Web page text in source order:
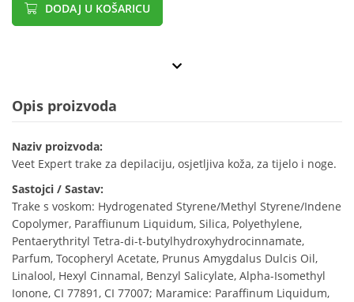
DODAJ U KOŠARICU
Opis proizvoda
Naziv proizvoda:
Veet Expert trake za depilaciju, osjetljiva koža, za tijelo i noge.
Sastojci / Sastav:
Trake s voskom: Hydrogenated Styrene/Methyl Styrene/Indene
Copolymer, Paraffiunum Liquidum, Silica, Polyethylene,
Pentaerythrityl Tetra-di-t-butylhydroxyhydrocinnamate,
Parfum, Tocopheryl Acetate, Prunus Amygdalus Dulcis Oil,
Linalool, Hexyl Cinnamal, Benzyl Salicylate, Alpha-Isomethyl
Ionone, CI 77891, CI 77007; Maramice: Paraffinum Liquidum,